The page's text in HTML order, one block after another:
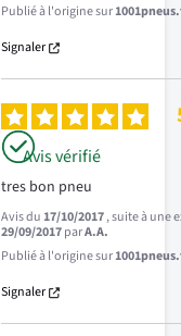
Publié à l'origine sur
Signaler
Avis vérifié
tres bon pneu
Avis du17/10/2017, suite à une
29/09/2017parA.A.
Publié à l'origine sur
Signaler